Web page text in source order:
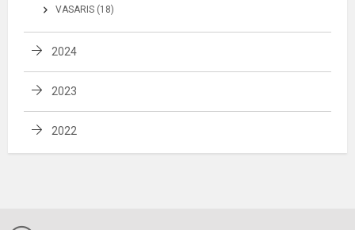
VASARIS (18)
2024
2023
2022